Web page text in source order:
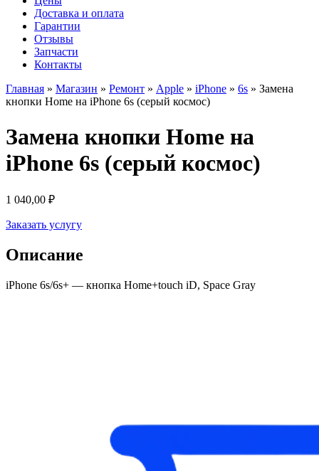
Доставка и оплата
Гарантии
Отзывы
Запчасти
Контакты
Главная » Магазин » Ремонт » Apple » iPhone » 6s » Замена
кнопки Home на iPhone 6s (серый космос)
Замена кнопки Home на
iPhone 6s (серый космос)
1 040,00 ₽
Заказать услугу
Описание
iPhone 6s/6s+ — кнопка Home+touch iD, Space Gray